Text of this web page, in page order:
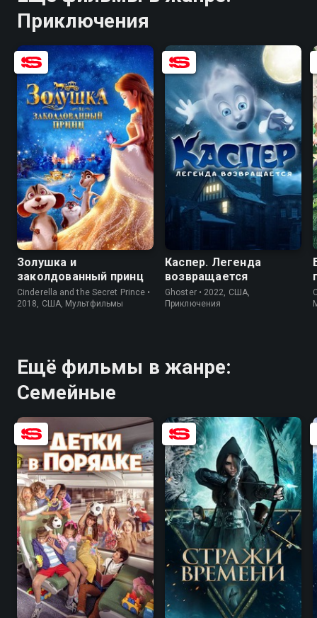
Приключения
6.8 4.4
Золушка и
заколдованный принц
Cinderella and the Secret Prince •
2018, США, Мультфильмы
6.5 3.8
Каспер. Легенда
возвращается
Ghoster • 2022, США,
Приключения
Ещё фильмы в жанре:
Семейные
7.3 5.2 5.8 3.6